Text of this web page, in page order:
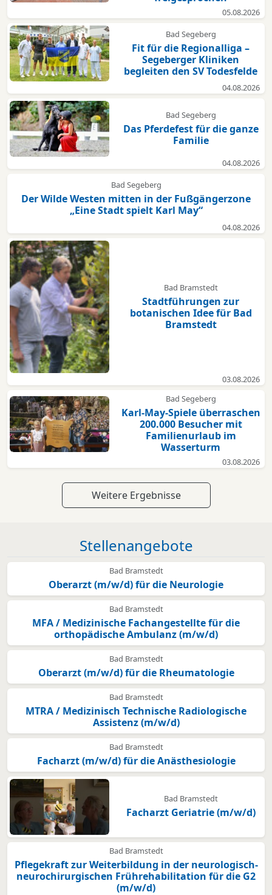
05.08.2026
Bad Segeberg
Fit für die Regionalliga –
Segeberger Kliniken
begleiten den SV Todesfelde
04.08.2026
Bad Segeberg
Das Pferdefest für die ganze
Familie
04.08.2026
Bad Segeberg
Der Wilde Westen mitten in der Fußgängerzone
„Eine Stadt spielt Karl May“
04.08.2026
Bad Bramstedt
Stadtführungen zur
botanischen Idee für Bad
Bramstedt
03.08.2026
Bad Segeberg
Karl-May-Spiele überraschen
200.000 Besucher mit
Familienurlaub im
Wasserturm
03.08.2026
Weitere Ergebnisse
Stellenangebote
Bad Bramstedt
Oberarzt (m/w/d) für die Neurologie
Bad Bramstedt
MFA / Medizinische Fachangestellte für die
orthopädische Ambulanz (m/w/d)
Bad Bramstedt
Oberarzt (m/w/d) für die Rheumatologie
Bad Bramstedt
MTRA / Medizinisch Technische Radiologische
Assistenz (m/w/d)
Bad Bramstedt
Facharzt (m/w/d) für die Anästhesiologie
Bad Bramstedt
Facharzt Geriatrie (m/w/d)
Bad Bramstedt
Pflegekraft zur Weiterbildung in der neurologisch-
neurochirurgischen Frührehabilitation für die G2
(m/w/d)